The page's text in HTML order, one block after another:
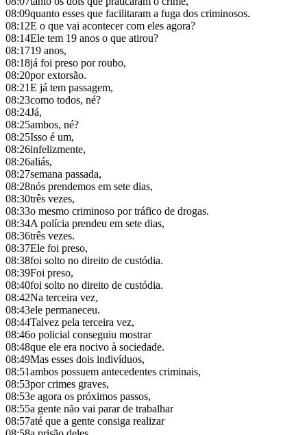
08:09quanto esses que facilitaram a fuga dos criminosos.
08:12E o que vai acontecer com eles agora?
08:14Ele tem 19 anos o que atirou?
08:1719 anos,
08:18já foi preso por roubo,
08:20por extorsão.
08:21E já tem passagem,
08:23como todos, né?
08:24Já,
08:25ambos, né?
08:25Isso é um,
08:26infelizmente,
08:26aliás,
08:27semana passada,
08:28nós prendemos em sete dias,
08:30três vezes,
08:33o mesmo criminoso por tráfico de drogas.
08:34A polícia prendeu em sete dias,
08:36três vezes.
08:37Ele foi preso,
08:38foi solto no direito de custódia.
08:39Foi preso,
08:40foi solto no direito de custódia.
08:42Na terceira vez,
08:43ele permaneceu.
08:44Talvez pela terceira vez,
08:46o policial conseguiu mostrar
08:48que ele era nocivo à sociedade.
08:49Mas esses dois indivíduos,
08:51ambos possuem antecedentes criminais,
08:53por crimes graves,
08:53e agora os próximos passos,
08:55a gente não vai parar de trabalhar
08:57até que a gente consiga realizar